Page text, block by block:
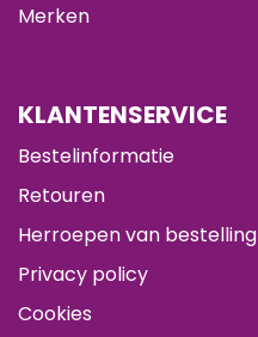
Merken
KLANTENSERVICE
Bestelinformatie
Retouren
Herroepen van bestelling
Privacy policy
Cookies